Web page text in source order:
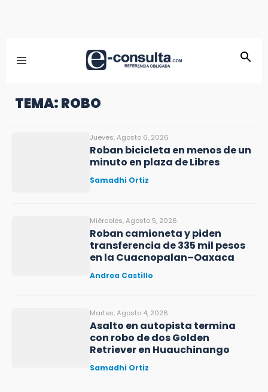
TEMA: ROBO
Jueves, Agosto 6, 2026
Roban bicicleta en menos de un
minuto en plaza de Libres
Samadhi Ortiz
Miércoles, Agosto 5, 2026
Roban camioneta y piden
transferencia de 335 mil pesos
en la Cuacnopalan–Oaxaca
Andrea Castillo
Martes, Agosto 4, 2026
Asalto en autopista termina
con robo de dos Golden
Retriever en Huauchinango
Samadhi Ortiz